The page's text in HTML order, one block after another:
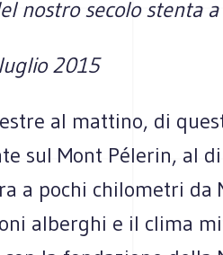
nostro secolo stenta
2015
al mattino, di
sul Mont Pélerin, al
a pochi chilometri da
alberghi e il clima